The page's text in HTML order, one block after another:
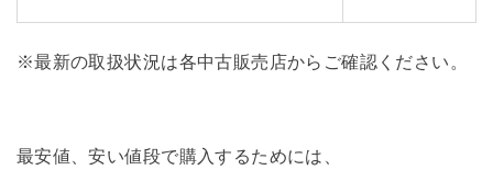
※最新の取扱状況は各中古販売店からご確認ください。
最安値、安い値段で購入するためには、